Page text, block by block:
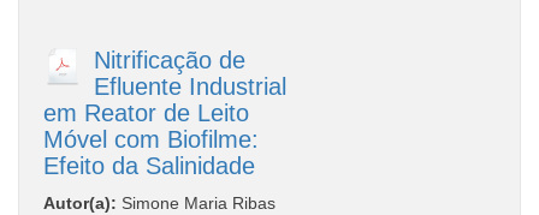
Nitrificação de
Efluente Industrial
em Reator de Leito
Móvel com Biofilme:
Efeito da Salinidade
Autor(a): Simone Maria Ribas